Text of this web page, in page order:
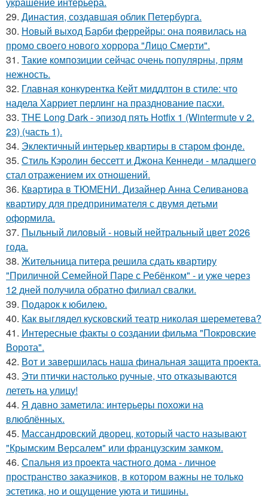
29. Династия, создавшая облик Петербурга.
30. Новый выход Барби феррейры: она появилась на
промо своего нового хоррора "Лицо Смерти".
31. Такие композиции сейчас очень популярны, прям
нежность.
32. Главная конкурентка Кейт миддлтон в стиле: что
надела Харриет перлинг на празднование пасхи.
33. THE Long Dark - эпизод пять Hotfix 1 (Wintermute v 2.
23) (часть 1).
34. Эклектичный интерьер квартиры в старом фонде.
35. Стиль Кэролин бессетт и Джона Кеннеди - младшего
стал отражением их отношений.
36. Квартира в ТЮМЕНИ. Дизайнер Анна Селиванова
квартиру для предпринимателя с двумя детьми
оформила.
37. Пыльный лиловый - новый нейтральный цвет 2026
года.
38. Жительница питера решила сдать квартиру
"Приличной Семейной Паре с Ребёнком" - и уже через
12 дней получила обратно филиал свалки.
39. Подарок к юбилею.
40. Как выглядел кусковский театр николая шереметева?
41. Интересные факты о создании фильма "Покровские
Ворота".
42. Вот и завершилась наша финальная защита проекта.
43. Эти птички настолько ручные, что отказываются
лететь на улицу!
44. Я давно заметила: интерьеры похожи на
влюблённых.
45. Массандровский дворец, который часто называют
"Крымским Версалем" или французским замком.
46. Спальня из проекта частного дома - личное
пространство заказчиков, в котором важны не только
эстетика, но и ощущение уюта и тишины.